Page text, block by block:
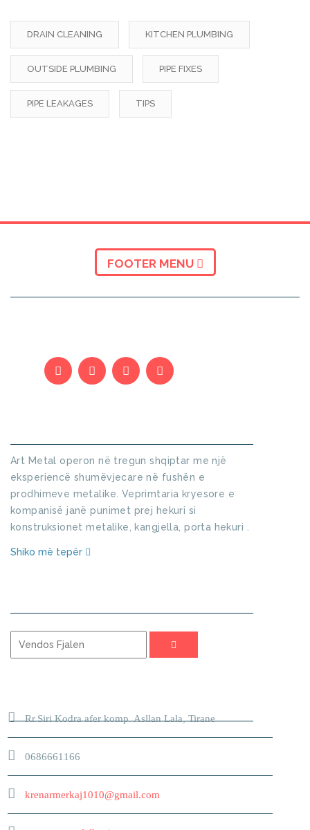
DRAIN CLEANING KITCHEN PLUMBING
OUTSIDE PLUMBING PIPE FIXES
PIPE LEAKAGES TIPS
FOOTER MENU
Art Metal operon në tregun shqiptar me një
eksperiencë shumëvjecare në fushën e
prodhimeve metalike. Veprimtaria kryesore e
kompanisë janë punimet prej hekuri si
konstruksionet metalike, kangjella, porta hekuri .
Shiko më tepër
Rr.Siri Kodra afer komp. Asllan Lala, Tirane
0686661166
krenarmerkaj1010@gmail.com